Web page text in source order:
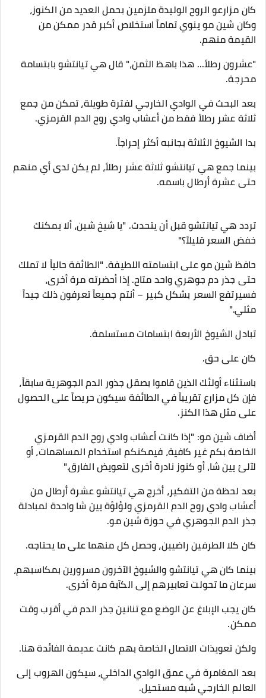
كان مزارعو الروح الوليدة ملزمين بحمل العديد من الكنوز،
وكان شين مو ينوي تماماً استخلاص أكبر قدر ممكن من
القيمة منهم.
"عشرون رطلاً... هذا باهظ الثمن،" قال هي تيانتشو بابتسامة
محرجة.
بعد البحث في الوادي الخارجي لفترة طويلة، تمكن من جمع
ثلاثة عشر رطلاً فقط من أعشاب وادي روح الدم القرمزي.
بدا الشيوخ الثلاثة بجانبه أكثر إحراجاً.
بينما جمع هي تيانتشو ثلاثة عشر رطلاً، لم يكن لدى أي منهم
حتى عشرة أرطال باسمه.
تردد هي تيانتشو قبل أن يتحدث. "يا شيخ شين، ألا يمكنك
خفض السعر قليلاً؟"
حافظ شين مو على ابتسامته اللطيفة. "الطائفة حالياً لا تملك
حتى جذر دم جوهري واحد متاح. إذا أحضرته مرة أخرى،
فسيرتفع السعر بشكل كبير – أنتم جميعاً تعرفون ذلك جيداً
مثلي."
تبادل الشيوخ الأربعة ابتسامات مستسلمة.
كان على حق.
باستثناء أولئك الذين قاموا بصقل جذور الدم الجوهرية سابقاً،
فإن كل مزارع تقريباً في الطائفة سيكون حريصاً على الحصول
على مثل هذا الكنز.
أضاف شين مو: "إذا كانت أعشاب وادي روح الدم القرمزي
الخاصة بكم غير كافية، فيمكنكم استخدام المساهمات، أو
لآلئ يين شا، أو كنوز نادرة أخرى لتعويض الفارق."
بعد لحظة من التفكير، أخرج هي تيانتشو عشرة أرطال من
أعشاب وادي روح الدم القرمزي ولؤلؤة يين شا واحدة لمبادلة
جذر الدم الجوهري في حوزة شين مو.
كان كلا الطرفين راضيين، وحصل كل منهما على ما يحتاجه.
بينما كان هي تيانتشو والشيوخ الآخرون مسرورين بمكاسبهم،
سرعان ما تحولت تعابيرهم إلى الكآبة مرة أخرى.
كان يجب الإبلاغ عن الوضع مع تنانين جذر الدم في أقرب وقت
ممكن.
ولكن تعويذات الاتصال الخاصة بهم كانت عديمة الفائدة هنا.
بعد المغامرة في عمق الوادي الداخلي، سيكون الهروب إلى
العالم الخارجي شبه مستحيل.